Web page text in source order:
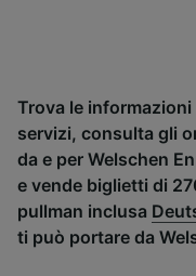
Trova le
servizi, consulta gli
da e per Welschen
e vende biglietti di
pullman inclusa
ti può portare da